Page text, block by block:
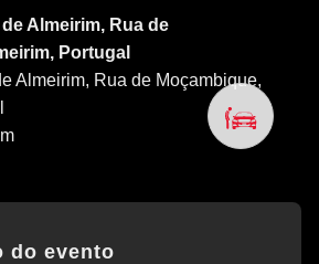
Almeirim, Rua de
Portugal
Almeirim, Rua de Moçambique,
do evento